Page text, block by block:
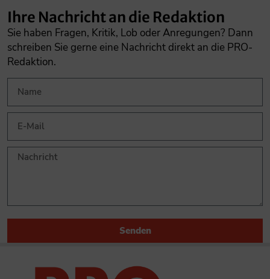
Ihre Nachricht an die Redaktion
Sie haben Fragen, Kritik, Lob oder Anregungen? Dann
schreiben Sie gerne eine Nachricht direkt an die PRO-
Redaktion.
Senden